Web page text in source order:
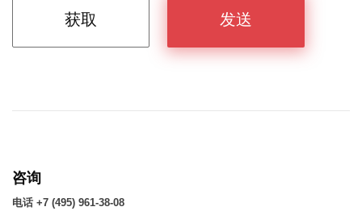
获取 发送
咨询
电话 +7 (495) 961-38-08